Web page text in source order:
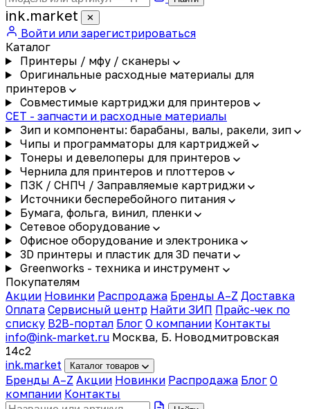
ink.market ✕
Войти или зарегистрироваться
Каталог
Принтеры / мфу / сканеры
Оригинальные расходные материалы для
принтеров
Совместимые картриджи для принтеров
CET - запчасти и расходные материалы
Зип и компоненты: барабаны, валы, ракели, зип
Чипы и программаторы для картриджей
Тонеры и девелоперы для принтеров
Чернила для принтеров и плоттеров
ПЗК / СНПЧ / Заправляемые картриджи
Источники бесперебойного питания
Бумага, фольга, винил, пленки
Сетевое оборудование
Офисное оборудование и электроника
3D принтеры и пластик для 3D печати
Greenworks - техника и инструмент
Покупателям
Акции Новинки Распродажа Бренды A–Z Доставка
Оплата Сервисный центр Найти ЗИП Прайс-чек по
списку B2B-портал Блог О компании Контакты
info@ink-market.ru Москва, Б. Новодмитровская
14с2
ink.market Каталог товаров
Бренды A–Z Акции Новинки Распродажа Блог О
компании Контакты